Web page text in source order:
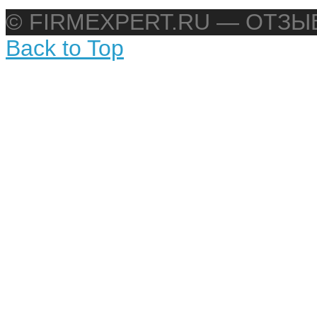
© FIRMEXPERT.RU —
Back to Top